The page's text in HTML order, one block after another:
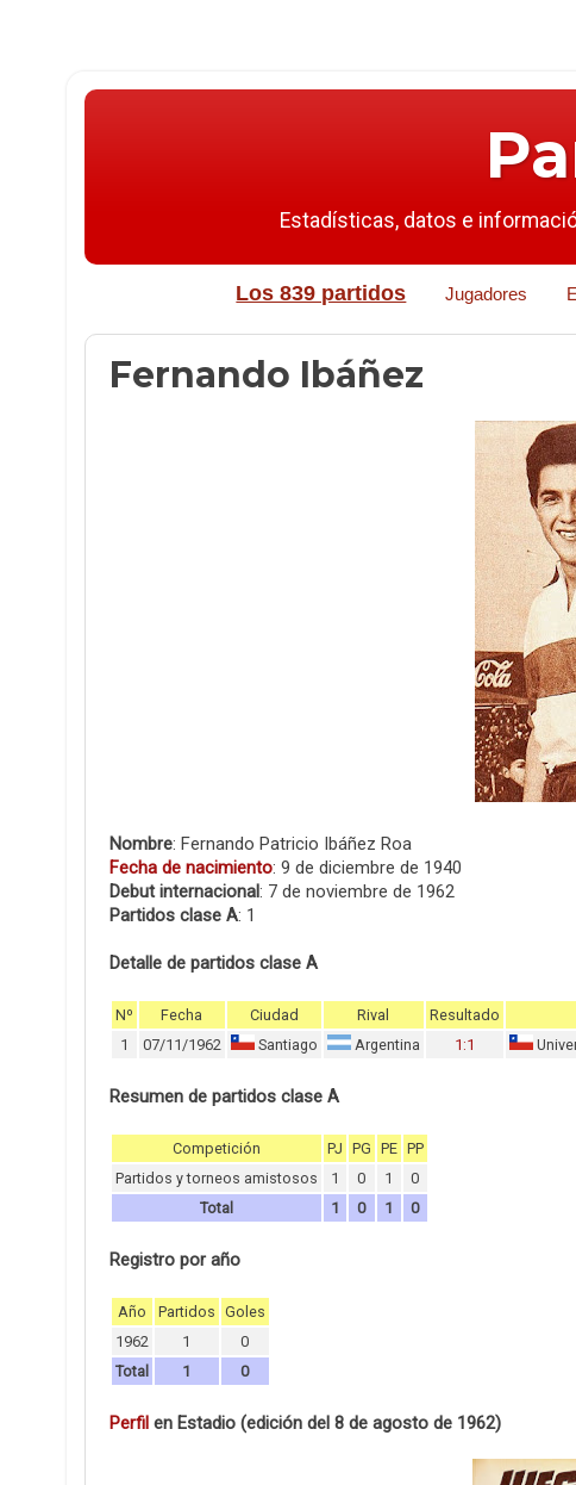
Estadísticas, datos e
Los 839 partidos Jugadores
Fernando Ibáñez
Nombre: Fernando Patricio Ibáñez Roa
Fecha de nacimiento: 9 de diciembre de 1940
Debut internacional: 7 de noviembre de 1962
Partidos clase A: 1
Detalle de partidos clase A
Nº Fecha Ciudad Rival Resultado
1
07/11/1962 Santiago Argentina 1:1
Resumen de partidos clase A
Competición PJ PG PE PP
Partidos y torneos amistosos
1 0 1
0
Total
1 0 1 0
Registro por año
Año Partidos Goles
1962
1
0
Total
1 0
Perfilen Estadio (edición del 8 de agosto de 1962)